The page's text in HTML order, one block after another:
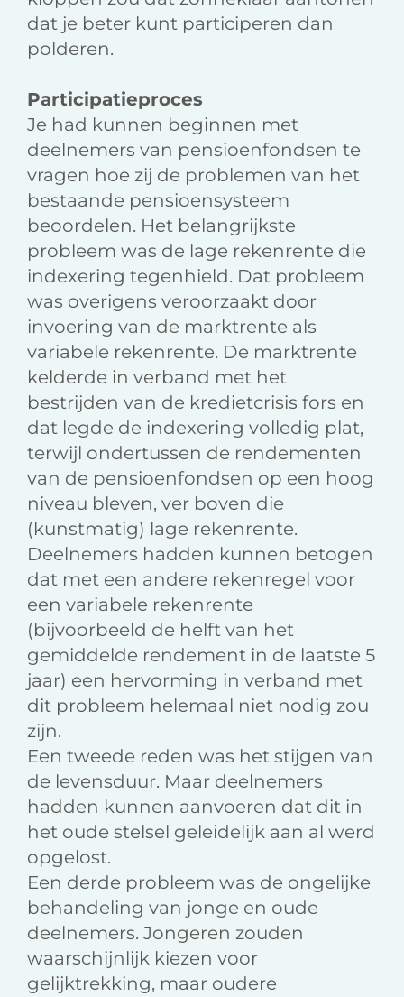
dat je beter kunt participeren dan
polderen.
Participatieproces
Je had kunnen beginnen met
deelnemers van pensioenfondsen te
vragen hoe zij de problemen van het
bestaande pensioensysteem
beoordelen. Het belangrijkste
probleem was de lage rekenrente die
indexering tegenhield. Dat probleem
was overigens veroorzaakt door
invoering van de marktrente als
variabele rekenrente. De marktrente
kelderde in verband met het
bestrijden van de kredietcrisis fors en
dat legde de indexering volledig plat,
terwijl ondertussen de rendementen
van de pensioenfondsen op een hoog
niveau bleven, ver boven die
(kunstmatig) lage rekenrente.
Deelnemers hadden kunnen betogen
dat met een andere rekenregel voor
een variabele rekenrente
(bijvoorbeeld de helft van het
gemiddelde rendement in de laatste 5
jaar) een hervorming in verband met
dit probleem helemaal niet nodig zou
zijn.
Een tweede reden was het stijgen van
de levensduur. Maar deelnemers
hadden kunnen aanvoeren dat dit in
het oude stelsel geleidelijk aan al werd
opgelost.
Een derde probleem was de ongelijke
behandeling van jonge en oude
deelnemers. Jongeren zouden
waarschijnlijk kiezen voor
gelijktrekking, maar oudere